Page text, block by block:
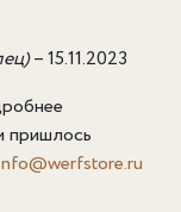
–15.11.2023
пришлось